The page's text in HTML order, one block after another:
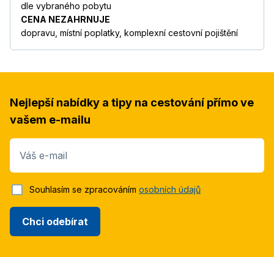
dle vybraného pobytu
CENA NEZAHRNUJE
dopravu, místní poplatky, komplexní cestovní pojištění
Nejlepší nabídky a tipy na cestování přímo ve
vašem e-mailu
Váš e-mail
Chci odebírat
Souhlasím se zpracováním osobních údajů